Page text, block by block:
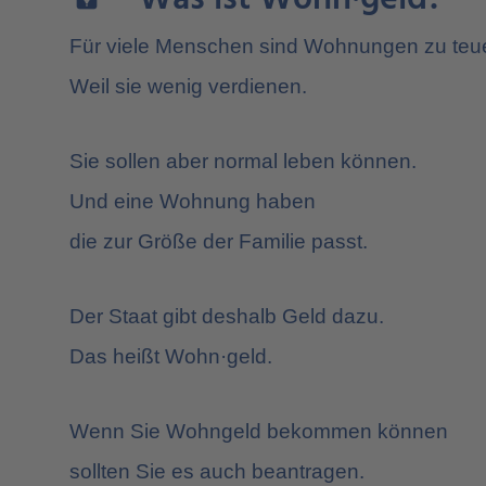
Für viele Menschen sind Wohnungen zu
Weil sie wenig verdienen.
Sie sollen aber normal leben können.
Und eine Wohnung haben
die zur Größe der Familie passt.
Der Staat gibt deshalb Geld dazu.
Das heißt Wohn·geld.
Wenn Sie Wohngeld bekommen können
sollten Sie es auch beantragen.